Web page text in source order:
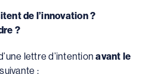
de l’innovation ?
?
lettre d’intentionavant le
: